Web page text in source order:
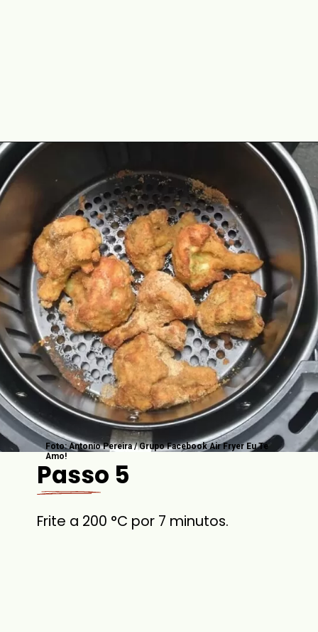
Passo 5
Frite a 200 °C por 7 minutos.
Foto: Antonio Pereira / Grupo Facebook Air Fryer Eu Te
Amo!